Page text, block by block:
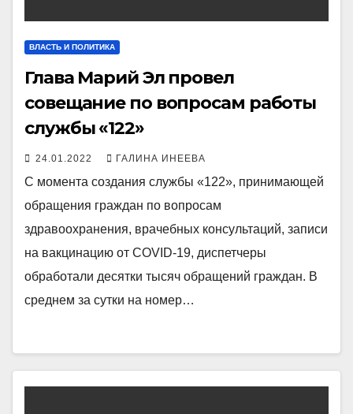
ВЛАСТЬ И ПОЛИТИКА
Глава Марий Эл провел
совещание по вопросам работы
службы «122»
24.01.2022 ГАЛИНА ИНЕЕВА
С момента создания службы «122», принимающей
обращения граждан по вопросам
здравоохранения, ​врачебных консультаций, записи
на вакцинацию от COVID-19, диспетчеры
обработали десятки тысяч обращений граждан. В
среднем за сутки на номер…